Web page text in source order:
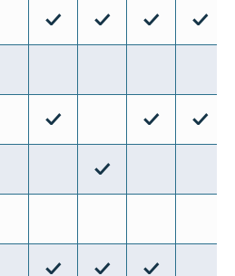
✓ ✓ ✓ ✓
✓ ✓ ✓
✓
✓ ✓ ✓